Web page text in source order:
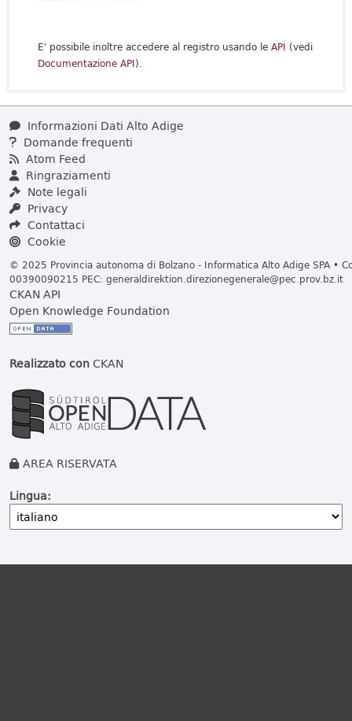
E' possibile inoltre accedere al registro usando le API (vedi
Documentazione API).
Informazioni Dati Alto Adige
Domande frequenti
Atom Feed
Ringraziamenti
Note legali
Privacy
Contattaci
Cookie
© 2025 Provincia autonoma di Bolzano - Informatica Alto Adige SPA •
00390090215 PEC: generaldirektion.direzionegenerale@pec.prov.bz.it
CKAN API
Open Knowledge Foundation
Realizzato conCKAN
AREA RISERVATA
Lingua